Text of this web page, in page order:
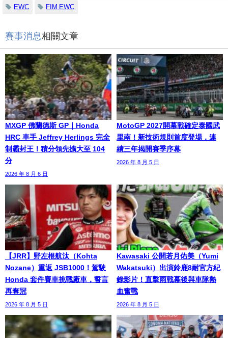
EWC FIM EWC
賽事消息相關文章
MXGP 佛蘭德斯 GP｜Honda
HRC 車手 Jeffrey Herlings 完全
制霸封王！積分領先擴大至 104
分
2026 年 8 月 6 日
MotoGP 2027開幕戰確定泰國武
里南！新技術規則首度登場，連
續三年揭開賽季序幕
2026 年 8 月 5 日
【JRR】野左根航汰（Kohta
Nozane）重返 JSB1000！駕駛
Honda 套件賽車挑戰廠車，誓言
再奪冠
2026 年 8 月 5 日
Kawasaki 公開若月佑美（Yumi
Wakatsuki）出演鈴鹿8耐官方紀
錄影片！直擊雨戰幕後與車隊熱
血奮戰
2026 年 8 月 5 日